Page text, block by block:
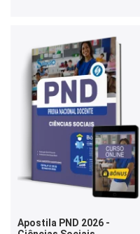
Apostila PND 2026 -